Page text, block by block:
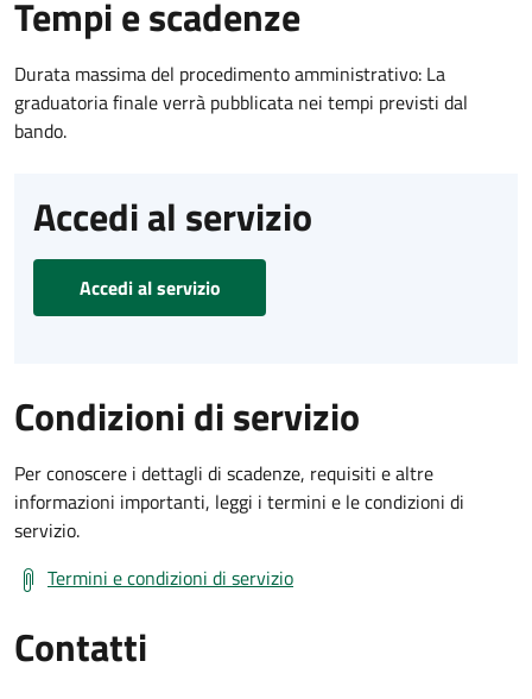
Tempi e scadenze
Durata massima del procedimento amministrativo: La
graduatoria finale verrà pubblicata nei tempi previsti dal
bando.
Accedi al servizio
Accedi al servizio
Condizioni di servizio
Per conoscere i dettagli di scadenze, requisiti e altre
informazioni importanti, leggi i termini e le condizioni di
servizio.
Termini e condizioni di servizio
Contatti